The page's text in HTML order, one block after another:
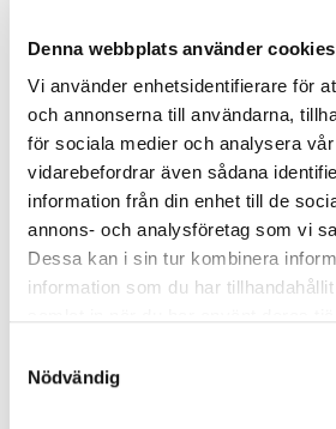
Denna webbplats använder cookies
Vi använder enhetsidentifierare för
och annonserna till användarna,
för sociala medier och analysera
vidarebefordrar även sådana
information från din enhet till de
annons- och analysföretag som vi
Dessa kan i sin tur kombinera
information som du har
Nödvändig
Kundrecensioner
5av5
Tomas är en föreläsare som man
logos och pathos. Jag litar på vad
han hela tiden kan ge
exempel från sina studier som
mig som åhörare att ifrågasätta